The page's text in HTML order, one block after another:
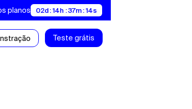
planos 02d : 14h : 37m : 13s
Teste grátis